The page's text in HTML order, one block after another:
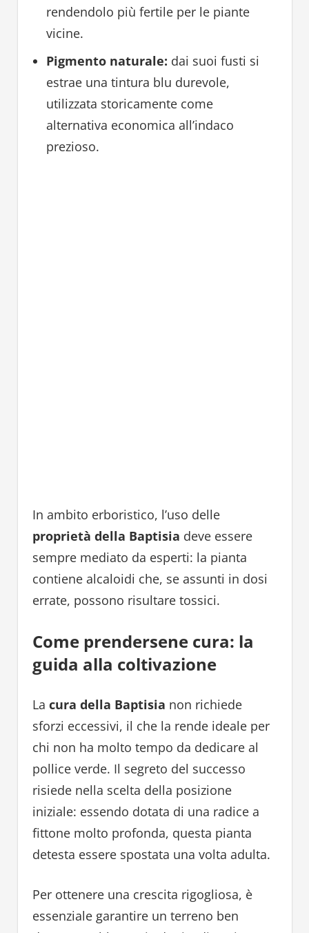
rendendolo più fertile per le piante
vicine.
Pigmento naturale: dai suoi fusti si
estrae una tintura blu durevole,
utilizzata storicamente come
alternativa economica all’indaco
prezioso.
In ambito erboristico, l’uso delle
proprietà della Baptisia deve essere
sempre mediato da esperti: la pianta
contiene alcaloidi che, se assunti in dosi
errate, possono risultare tossici.
Come prendersene cura: la
guida alla coltivazione
La cura della Baptisia non richiede
sforzi eccessivi, il che la rende ideale per
chi non ha molto tempo da dedicare al
pollice verde. Il segreto del successo
risiede nella scelta della posizione
iniziale: essendo dotata di una radice a
fittone molto profonda, questa pianta
detesta essere spostata una volta adulta.
Per ottenere una crescita rigogliosa, è
essenziale garantire un terreno ben